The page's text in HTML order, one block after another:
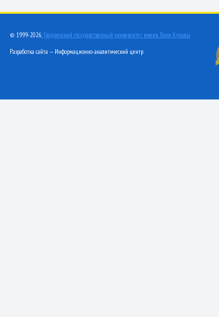
© 1999-2026, Гродненский государственный университет имени Янки Купалы
Разработка сайта — Информационно-аналитический центр